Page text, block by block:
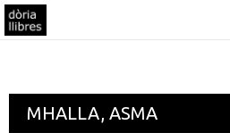
MHALLA, ASMA